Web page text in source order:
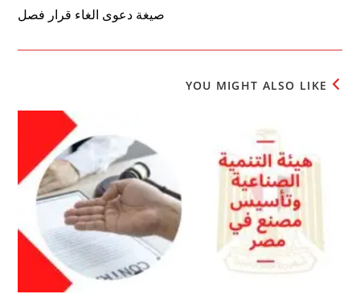
صيغة دعوى الغاء قرار فصل
YOU MIGHT ALSO LIKE